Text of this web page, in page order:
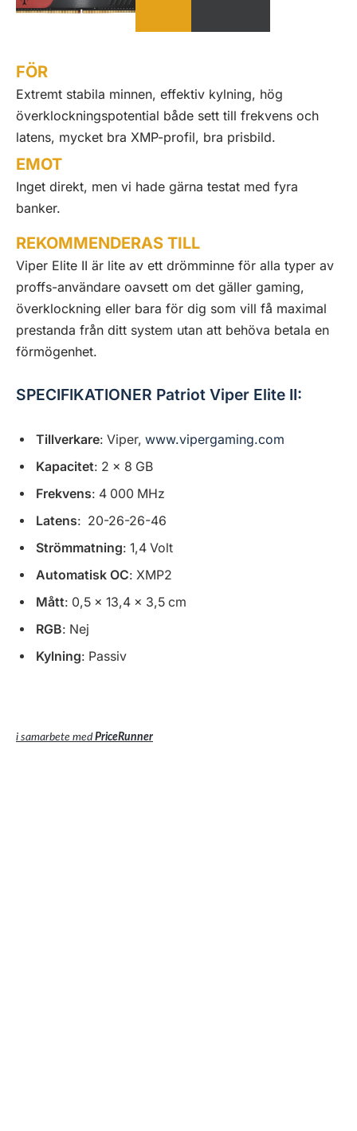
FÖR
Extremt stabila minnen, effektiv kylning, hög
överklockningspotential både sett till frekvens och
latens, mycket bra XMP-profil, bra prisbild.
EMOT
Inget direkt, men vi hade gärna testat med fyra
banker.
REKOMMENDERAS TILL
Viper Elite II är lite av ett drömminne för alla typer av
proffs-användare oavsett om det gäller gaming,
överklockning eller bara för dig som vill få maximal
prestanda från ditt system utan att behöva betala en
förmögenhet.
SPECIFIKATIONER Patriot Viper Elite II:
Tillverkare: Viper, www.vipergaming.com
Kapacitet: 2 x 8 GB
Frekvens: 4 000 MHz
Latens: 20-26-26-46
Strömmatning: 1,4 Volt
Automatisk OC: XMP2
Mått: 0,5 x 13,4 x 3,5 cm
RGB: Nej
Kylning: Passiv
i samarbete med PriceRunner